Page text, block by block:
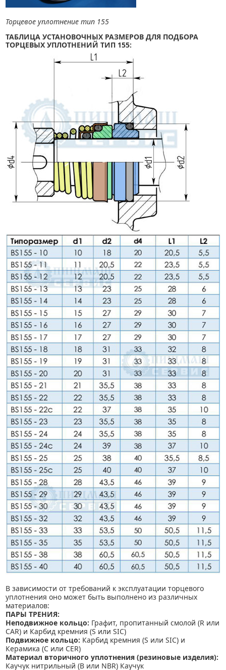
Торцевое уплотнение тип 155
ТАБЛИЦА УСТАНОВОЧНЫХ РАЗМЕРОВ ДЛЯ ПОДБОРА
ТОРЦЕВЫХ УПЛОТНЕНИЙ ТИП 155:
В зависимости от требований к эксплуатации торцевого
уплотнения оно может быть выполнено из различных
материалов:
ПАРЫ ТРЕНИЯ:
Неподвижное кольцо: Графит, пропитанный смолой (R или
CAR) и Карбид кремния (S или SIC)
Подвижное кольцо: Карбид кремния (S или SIC) и
Керамика (C или CER)
Материал вторичного уплотнения (резиновые изделия):
Каучук нитрильный (B или NBR) Каучук